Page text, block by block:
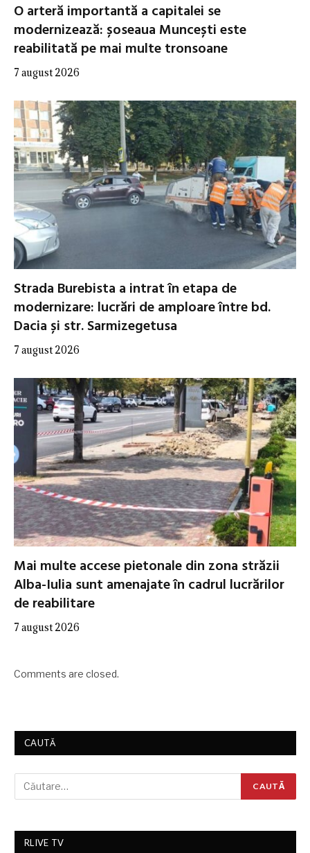
O arteră importantă a capitalei se
modernizează: șoseaua Muncești este
reabilitată pe mai multe tronsoane
7 august 2026
Strada Burebista a intrat în etapa de
modernizare: lucrări de amploare între bd.
Dacia și str. Sarmizegetusa
7 august 2026
Mai multe accese pietonale din zona străzii
Alba-Iulia sunt amenajate în cadrul lucrărilor
de reabilitare
7 august 2026
Comments are closed.
CAUTĂ
RLIVE TV